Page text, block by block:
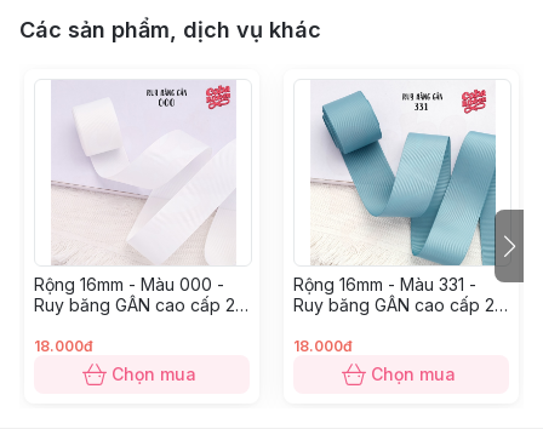
Các sản phẩm, dịch vụ khác
Rộng 16mm - Màu 000 -
Ruy băng GÂN cao cấp 2
18.000đ
Chọn mua
Rộng 16mm - Màu 331 -
Ruy băng GÂN cao cấp 2
18.000đ
Chọn mua